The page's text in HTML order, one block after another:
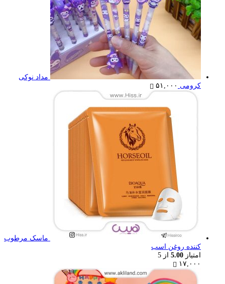
مداد نوکی
کرومی ۵۱,۰۰۰
ماسک مرطوب
کننده روغن اسب
امتیاز 5.00 از 5
۱۷,۰۰۰